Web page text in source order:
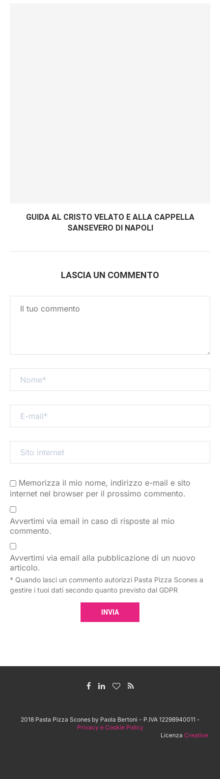
GUIDA AL CRISTO VELATO E ALLA CAPPELLA
SANSEVERO DI NAPOLI
LASCIA UN COMMENTO
Memorizza il mio nome, indirizzo e-mail e sito
internet nel browser per il prossimo commento.
Avvertimi via email in caso di risposte al mio
commento.
Avvertimi via email alla pubblicazione di un nuovo
articolo.
* Quando lasci un commento autorizzi Pasta Pizza Scones a
gestire i tuoi dati secondo quanto previsto dal GDPR
2018 Pasta Pizza Scones by Paola Bertoni - P.IVA 12298940011 -
Privacy e Cookie Policy
Licenza Creative